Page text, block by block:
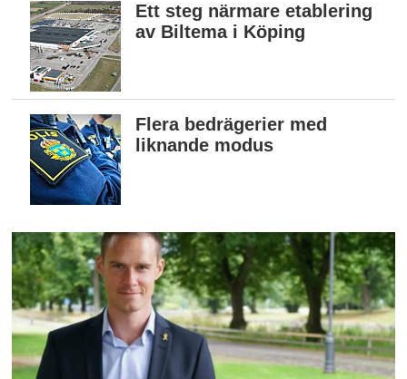
Ett steg närmare etablering
av Biltema i Köping
Flera bedrägerier med
liknande modus